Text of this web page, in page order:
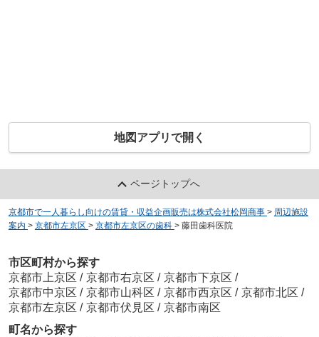
地図アプリで開く
ページトップへ
京都市で一人暮らし向けの賃貸・収益企画販売は株式会社松岡商事 > 周辺施設
案内 > 京都市左京区 > 京都市左京区の歯科 > 藤田歯科医院
市区町村から探す
京都市上京区 / 京都市右京区 / 京都市下京区 /
京都市中京区 / 京都市山科区 / 京都市西京区 / 京都市北区 /
京都市左京区 / 京都市伏見区 / 京都市南区
町名から探す